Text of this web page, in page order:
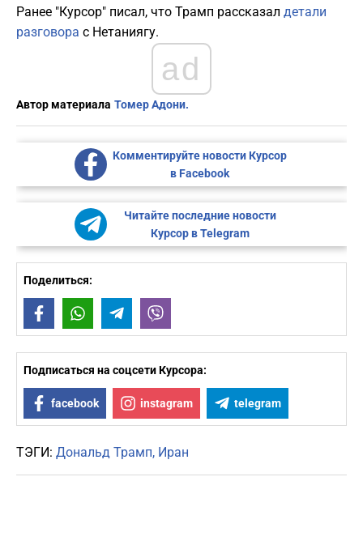
Ранее "Курсор" писал, что Трамп рассказал детали
разговора с Нетаниягу.
ad
Автор материала Томер Адони.
Комментируйте новости Курсор
в Facebook
Читайте последние новости
Курсор в Telegram
Поделиться:
FacebookWhatsAppTelegram
Подписаться на соцсети Курсора:
facebook instagram telegram
ТЭГИ: Дональд Трамп Иран